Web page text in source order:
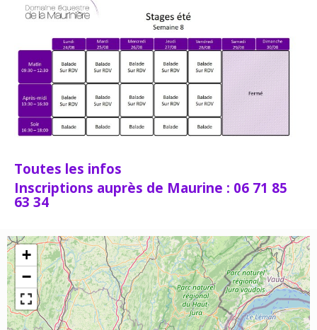
Toutes les infos
Inscriptions auprès de Maurine : 06 71 85
63 34
+
−